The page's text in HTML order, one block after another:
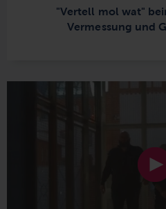
"Vertell mol wat"
Vermessung und